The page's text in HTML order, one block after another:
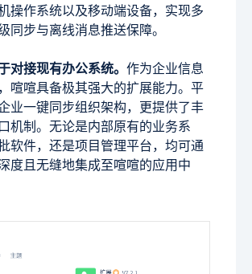
操作系统以及移动端设备，实现多
同步与离线消息推送保障。
对接现有办公系统。 作为企业信息
喧喧具备极其强大的扩展能力。平
业一键同步组织架构，更提供了丰
机制。无论是内部原有的业务系
软件，还是项目管理平台，均可通
度且无缝地集成至喧喧的应用中